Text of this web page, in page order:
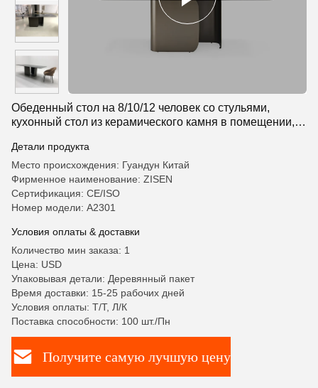
Обеденный стол на 8/10/12 человек со стульями,
кухонный стол из керамического камня в помещении,
стулья
Детали продукта
Место происхождения: Гуандун Китай
Фирменное наименование: ZISEN
Сертификация: CE/ISO
Номер модели: A2301
Условия оплаты & доставки
Количество мин заказа: 1
Цена: USD
Упаковывая детали: Деревянный пакет
Время доставки: 15-25 рабочих дней
Условия оплаты: Т/Т, Л/К
Поставка способности: 100 шт./Пн
Получите самую лучшую цену